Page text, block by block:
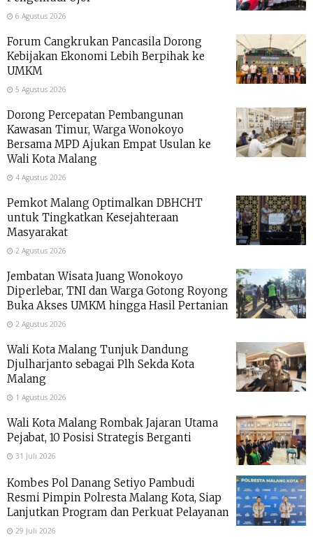
6 Agustus 2026
Forum Cangkrukan Pancasila Dorong
Kebijakan Ekonomi Lebih Berpihak ke
UMKM
5 Agustus 2026
Dorong Percepatan Pembangunan
Kawasan Timur, Warga Wonokoyo
Bersama MPD Ajukan Empat Usulan ke
Wali Kota Malang
4 Agustus 2026
Pemkot Malang Optimalkan DBHCHT
untuk Tingkatkan Kesejahteraan
Masyarakat
2 Agustus 2026
Jembatan Wisata Juang Wonokoyo
Diperlebar, TNI dan Warga Gotong Royong
Buka Akses UMKM hingga Hasil Pertanian
2 Agustus 2026
Wali Kota Malang Tunjuk Dandung
Djulharjanto sebagai Plh Sekda Kota
Malang
1 Agustus 2026
Wali Kota Malang Rombak Jajaran Utama
Pejabat, 10 Posisi Strategis Berganti
31 Juli 2026
Kombes Pol Danang Setiyo Pambudi
Resmi Pimpin Polresta Malang Kota, Siap
Lanjutkan Program dan Perkuat Pelayanan
29 Juli 2026